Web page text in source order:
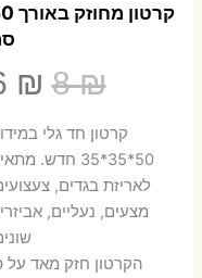
קרטון
8₪
8 ₪.
₪
קרטון חד גלי
50*35*35 חדש.
לאריזת בגדים,
מצעים, נעליים,
הקרטון חזק מאד על